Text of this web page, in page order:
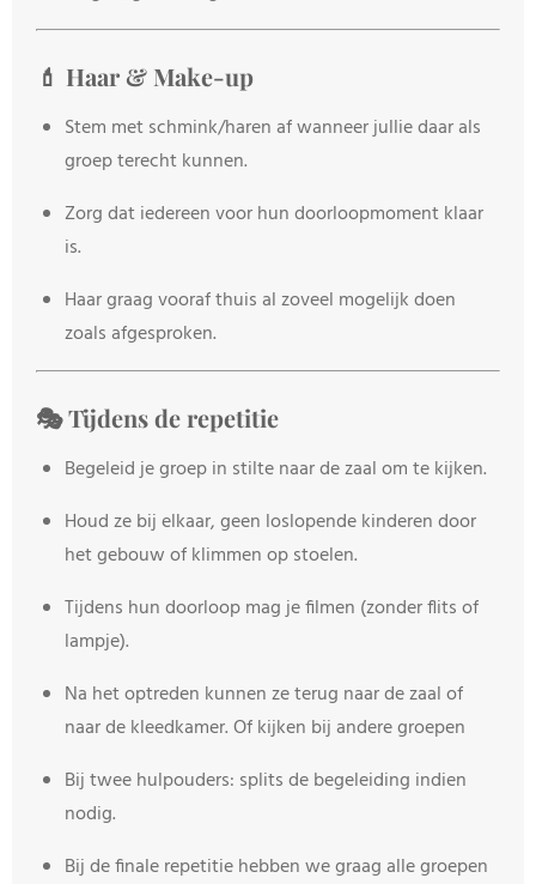
💄 Haar & Make-up
Stem met schmink/haren af wanneer jullie daar als
groep terecht kunnen.
Zorg dat iedereen voor hun doorloopmoment klaar
is.
Haar graag vooraf thuis al zoveel mogelijk doen
zoals afgesproken.
🎭 Tijdens de repetitie
Begeleid je groep in stilte naar de zaal om te kijken.
Houd ze bij elkaar, geen loslopende kinderen door
het gebouw of klimmen op stoelen.
Tijdens hun doorloop mag je filmen (zonder flits of
lampje).
Na het optreden kunnen ze terug naar de zaal of
naar de kleedkamer. Of kijken bij andere groepen
Bij twee hulpouders: splits de begeleiding indien
nodig.
Bij de finale repetitie hebben we graag alle groepen